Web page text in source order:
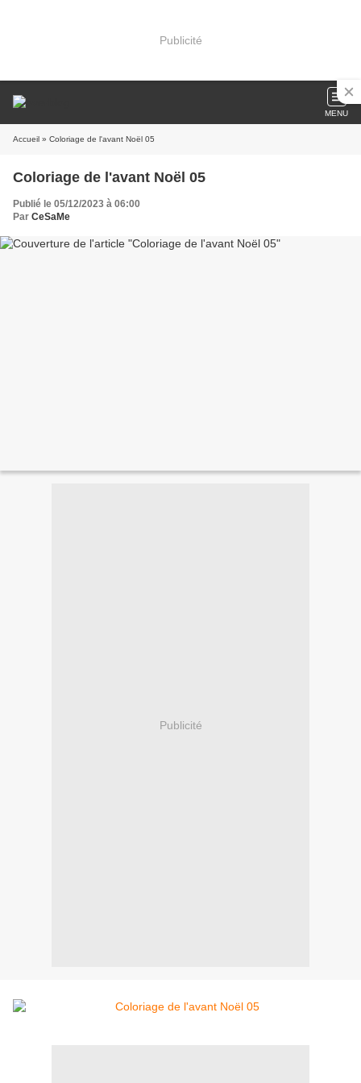
Publicité
MENU
Accueil » Coloriage de l'avant Noël 05
Coloriage de l'avant Noël 05
Publié le 05/12/2023 à 06:00
Par CeSaMe
Publicité